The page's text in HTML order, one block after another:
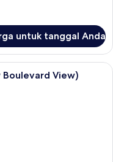
untuk tanggal Anda
1 Tempat Tidur King (Beverly
Boulevard View)